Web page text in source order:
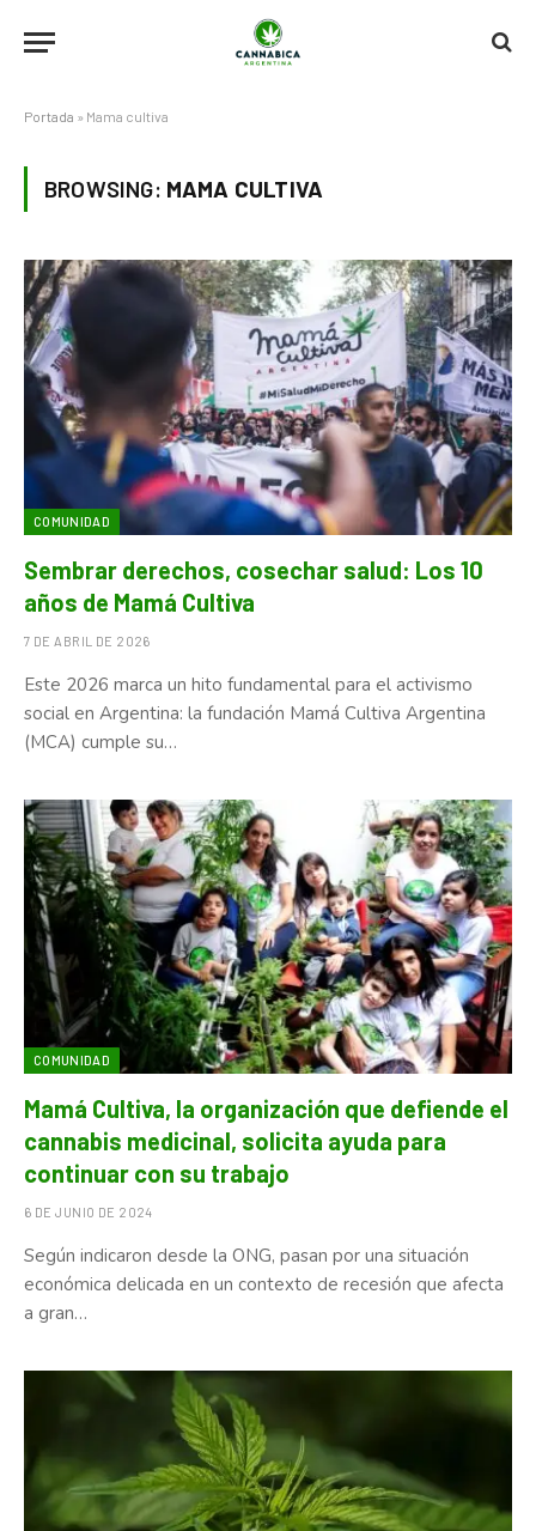
Portada » Mama cultiva
BROWSING: MAMA CULTIVA
COMUNIDAD
Sembrar derechos, cosechar salud: Los 10
años de Mamá Cultiva
7 DE ABRIL DE 2026
Este 2026 marca un hito fundamental para el activismo
social en Argentina: la fundación Mamá Cultiva Argentina
(MCA) cumple su…
COMUNIDAD
Mamá Cultiva, la organización que defiende el
cannabis medicinal, solicita ayuda para
continuar con su trabajo
6 DE JUNIO DE 2024
Según indicaron desde la ONG, pasan por una situación
económica delicada en un contexto de recesión que afecta
a gran…